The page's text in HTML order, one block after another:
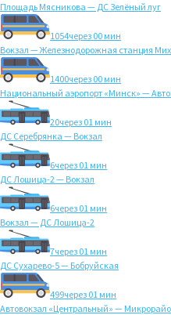
Площадь Мясникова — ДС Зелёный луг
1054через 00 мин
Вокзал — Железнодорожная станция
1400через 00 мин
Национальный аэропорт «Минск» —
20через 01 мин
ДС Серебрянка — Вокзал
6через 01 мин
ДС Лошица-2 — Вокзал
6через 01 мин
Вокзал — ДС Лошица-2
7через 01 мин
ДС Сухарево-5 — Бобруйская
499через 01 мин
Автовокзал «Центральный» —